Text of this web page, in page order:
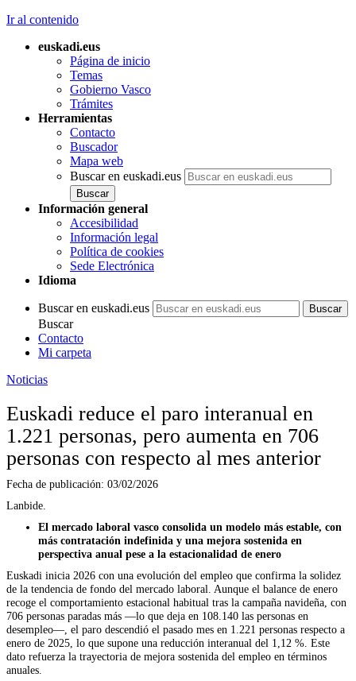
Ir al contenido
euskadi.eus
Página de inicio
Temas
Gobierno Vasco
Trámites
Herramientas
Contacto
Buscador
Mapa web
Buscar en euskadi.eus
Información general
Accesibilidad
Información legal
Política de cookies
Sede Electrónica
Idioma
Buscar en euskadi.eus
Buscar
Contacto
Mi carpeta
Noticias
Euskadi reduce el paro interanual en
1.221 personas, pero aumenta en 706
personas con respecto al mes anterior
Fecha de publicación: 03/02/2026
Lanbide.
El mercado laboral vasco consolida un modelo más estable, con
más contratación indefinida y una mejora sostenida en
perspectiva anual pese a la estacionalidad de enero
Euskadi inicia 2026 con una evolución del empleo que confirma la solidez
de la tendencia de fondo del mercado laboral. Aunque el balance de enero
recoge el comportamiento estacional habitual tras la campaña navideña, con
706 personas paradas más —lo que deja en 108.140 las personas en
desempleo—, el paro descendió el pasado mes en 1.221 personas respecto a
enero de 2025, lo que supone una reducción interanual del 1,12 %. Este
dato refuerza la trayectoria de mejora sostenida del empleo en términos
anuales.